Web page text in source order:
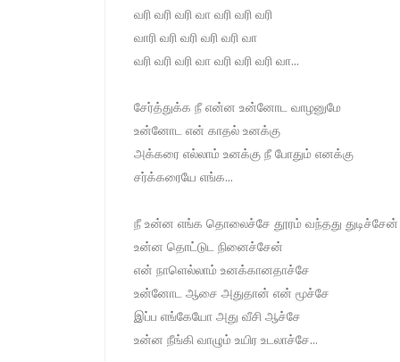
வரி வரி வரி வா வரி வரி வரி
வாரி வரி வரி வரி வரி வா
வரி வரி வரி வா வரி வரி வரி வா...
சேர்த்துக்க நீ என்ன உன்னோட வாழனுமே
உன்னோட என் காதல் உனக்கு
அக்கரை எல்லாம் உனக்கு நீ போதும் எனக்கு
சர்க்கரையே எங்க...
நீ உன்ன எங்க தொலைச்சே தூரம் வந்தது
உன்ன தொட்டுட நினைச்சேன்
என் நாளெல்லாம் உனக்கானதாச்சே
உன்னோட ஆசை அதுதான் என் மூச்சே
இப்ப எங்கேயோ அது வீசி ஆச்சே
உன்ன நீங்கி வாழும் உயிர உடலாச்சே...